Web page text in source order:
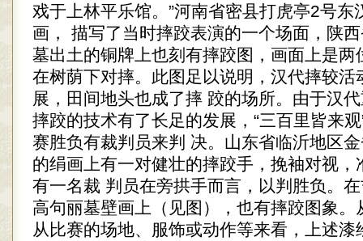
戏于上林平乐馆。”河南省密县打虎亭2号东
画， 描写了当时摔跤表演的一个场面，陕
墓出土的铜牌上也刻有摔跤图，画面上是两
在树荫下对摔。此图足以说明，汉代摔较活
展，田间地头也成了摔 跤的场所。由于汉
摔跤的技术有了长足的发展，“三百里皆来
赛胜负有裁判员来判 决。山东省临沂地区
的绢画上有一对健壮的摔跤手，挽袖对视，
有一名裁 判员在旁拱手而言，以判胜负。
高句丽墓壁画上（见图），也有摔跤图象。
从比赛的场地、服饰或动作等来看，上述漆